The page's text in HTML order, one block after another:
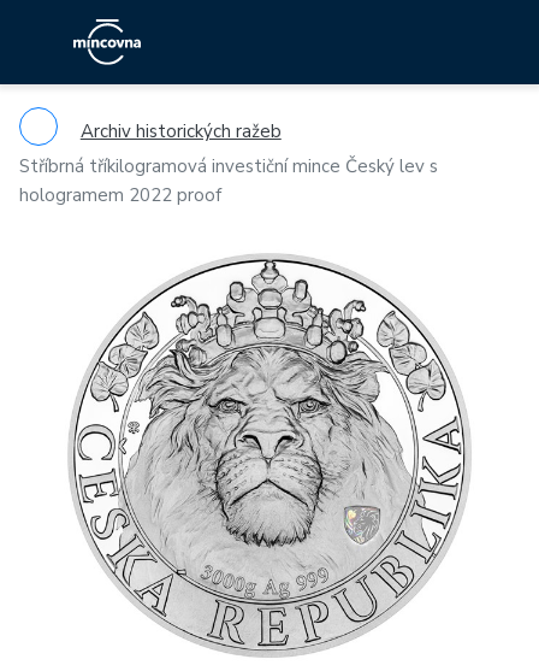
Archiv historických ražeb
Stříbrná tříkilogramová investiční mince Český lev s
hologramem 2022 proof
Previous